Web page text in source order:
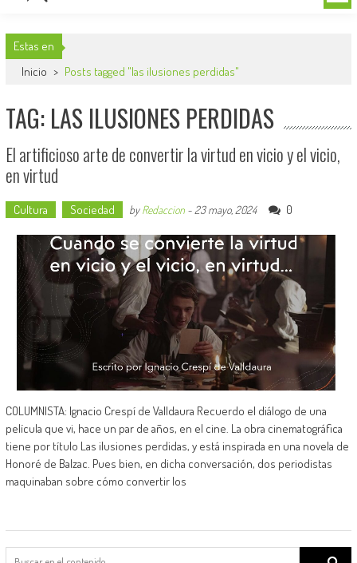
Estas en
Inicio > Posts tagged "las ilusiones perdidas"
TAG: LAS ILUSIONES PERDIDAS
El artificioso arte de convertir la virtud en vicio y el vicio,
en virtud
Cultura Sociedad byRedaccion- 23 mayo, 2024 0
COLUMNISTA: Ignacio Crespí de Valldaura Recuerdo el diálogo de una
película que vi, hace un par de años, en el cine. La obra cinematográfica
tiene por título Las ilusiones perdidas, y está inspirada en una novela de
Honoré de Balzac. Pues bien, en dicha conversación, dos periodistas
maquinaban sobre cómo convertir los
Search